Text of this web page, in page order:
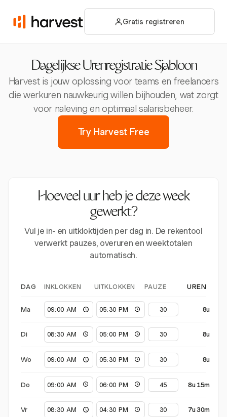
Gratis registreren
Dagelijkse Urenregistratie Sjabloon
Harvest is jouw oplossing voor teams en freelancers
die werkuren nauwkeurig willen bijhouden, wat zorgt
voor naleving en optimaal salarisbeheer.
Try Harvest Free
Hoeveel uur heb je deze week
gewerkt?
Vul je in- en uitkloktijden per dag in. De rekentool
verwerkt pauzes, overuren en weektotalen
automatisch.
DAG INKLOKKEN UITKLOKKEN PAUZE UREN
Ma 8u
Di 8u
Wo 8u
Do 8u 15m
Vr 7u 30m